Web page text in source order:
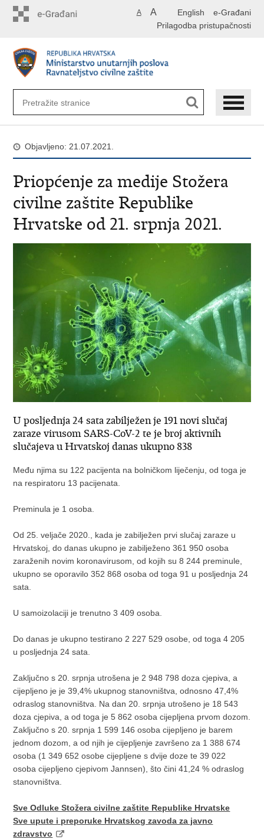
English e-Građani
A A
Prilagodba pristupačnosti
Objavljeno: 21.07.2021.
Priopćenje za medije Stožera
civilne zaštite Republike
Hrvatske od 21. srpnja 2021.
U posljednja 24 sata zabilježen je 191 novi slučaj
zaraze virusom SARS-CoV-2 te je broj aktivnih
slučajeva u Hrvatskoj danas ukupno 838
Među njima su 122 pacijenta na bolničkom liječenju, od toga je
na respiratoru 13 pacijenata.
Preminula je 1 osoba.
Od 25. veljače 2020., kada je zabilježen prvi slučaj zaraze u
Hrvatskoj, do danas ukupno je zabilježeno 361 950 osoba
zaraženih novim koronavirusom, od kojih su 8 244 preminule,
ukupno se oporavilo 352 868 osoba od toga 91 u posljednja 24
sata.
U samoizolaciji je trenutno 3 409 osoba.
Do danas je ukupno testirano 2 227 529 osobe, od toga 4 205
u posljednja 24 sata.
Zaključno s 20. srpnja utrošena je 2 948 798 doza cjepiva, a
cijepljeno je je 39,4% ukupnog stanovništva, odnosno 47,4%
odraslog stanovništva. Na dan 20. srpnja utrošeno je 18 543
doza cjepiva, a od toga je 5 862 osoba cijepljena prvom dozom.
Zaključno s 20. srpnja 1 599 146 osoba cijepljeno je barem
jednom dozom, a od njih je cijepljenje završeno za 1 388 674
osoba (1 349 652 osobe cijepljene s dvije doze te 39 022
osoba cijepljeno cjepivom Jannsen), što čini 41,24 % odraslog
stanovništva.
Sve Odluke Stožera civilne zaštite Republike Hrvatske
Sve upute i preporuke Hrvatskog zavoda za javno
zdravstvo